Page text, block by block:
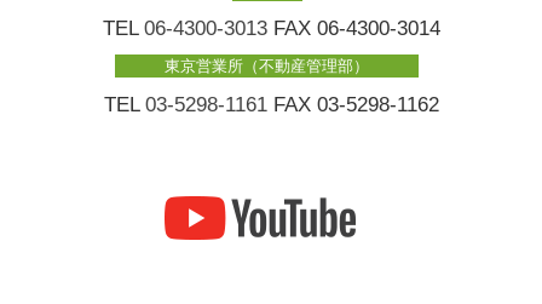
TEL 06-4300-3013FAX 06-4300-3014
東京営業所（不動産管理部）
TEL 03-5298-1161FAX 03-5298-1162